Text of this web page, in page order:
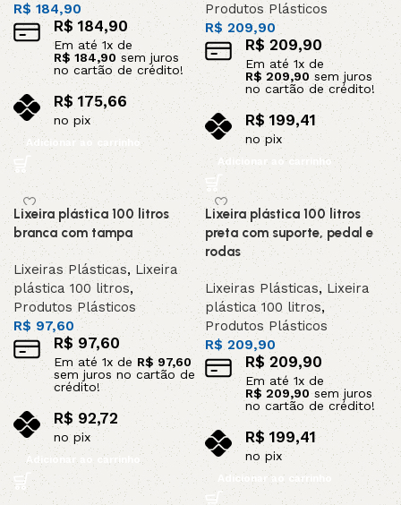
R$184,90
R$184,90
Em até1x de
R$ 184,90 sem juros
no cartão de crédito!
R$ 175,66
no pix
Adicionar ao carrinho
Produtos Plásticos
R$ 209,90
R$209,90
Em até 1x de
R$209,90 sem juros
no cartão de crédito!
R$199,41
no pix
Adicionar ao carrinho
Lixeira plástica 100 litros
branca com tampa
Lixeiras Plásticas, Lixeira
plástica 100 litros,
Produtos Plásticos
R$ 97,60
R$97,60
Em até 1x de R$97,60
sem juros no cartão de
crédito!
R$92,72
no pix
Adicionar ao carrinho
Lixeira plástica 100 litros
preta com suporte, pedal e
rodas
Lixeiras Plásticas, Lixeira
plástica 100 litros,
Produtos Plásticos
R$ 209,90
R$209,90
Em até 1x de
R$ 209,90sem juros
no cartão de crédito!
R$ 199,41
no pix
Adicionar ao carrinho